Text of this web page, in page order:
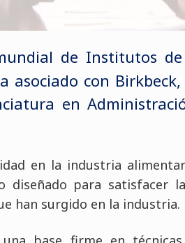
de Institutos
asociado con
en
en la industria
para satisfacer
han surgido en la industria.